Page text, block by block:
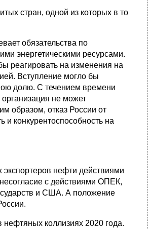
стран, одной из которых в то
обязательства по
энергетическими ресурсами.
реагировать на изменения на
Вступление могло бы
долю. С течением времени
не может
образом, отказ России от
конкурентоспособность на
нефти действиями
с действиями ОПЕК,
и США. А положение
нефтяных коллизиях 2020 года.